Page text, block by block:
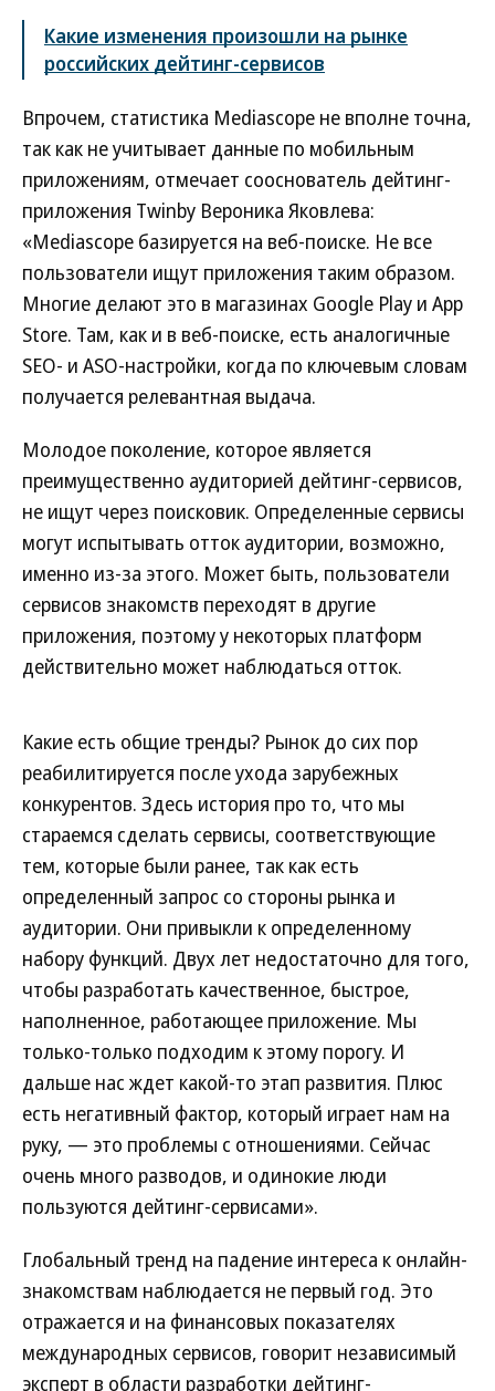
Какие изменения произошли на рынке
российских дейтинг-сервисов
Впрочем, статистика Mediascope не вполне точна,
так как не учитывает данные по мобильным
приложениям, отмечает сооснователь дейтинг-
приложения Twinby Вероника Яковлева:
«Mediascope базируется на веб-поиске. Не все
пользователи ищут приложения таким образом.
Многие делают это в магазинах Google Play и App
Store. Там, как и в веб-поиске, есть аналогичные
SEO- и ASO-настройки, когда по ключевым словам
получается релевантная выдача.
Молодое поколение, которое является
преимущественно аудиторией дейтинг-сервисов,
не ищут через поисковик. Определенные сервисы
могут испытывать отток аудитории, возможно,
именно из-за этого. Может быть, пользователи
сервисов знакомств переходят в другие
приложения, поэтому у некоторых платформ
действительно может наблюдаться отток.
Какие есть общие тренды? Рынок до сих пор
реабилитируется после ухода зарубежных
конкурентов. Здесь история про то, что мы
стараемся сделать сервисы, соответствующие
тем, которые были ранее, так как есть
определенный запрос со стороны рынка и
аудитории. Они привыкли к определенному
набору функций. Двух лет недостаточно для того,
чтобы разработать качественное, быстрое,
наполненное, работающее приложение. Мы
только-только подходим к этому порогу. И
дальше нас ждет какой-то этап развития. Плюс
есть негативный фактор, который играет нам на
руку, — это проблемы с отношениями. Сейчас
очень много разводов, и одинокие люди
пользуются дейтинг-сервисами».
Глобальный тренд на падение интереса к онлайн-
знакомствам наблюдается не первый год. Это
отражается и на финансовых показателях
международных сервисов, говорит независимый
эксперт в области разработки дейтинг-